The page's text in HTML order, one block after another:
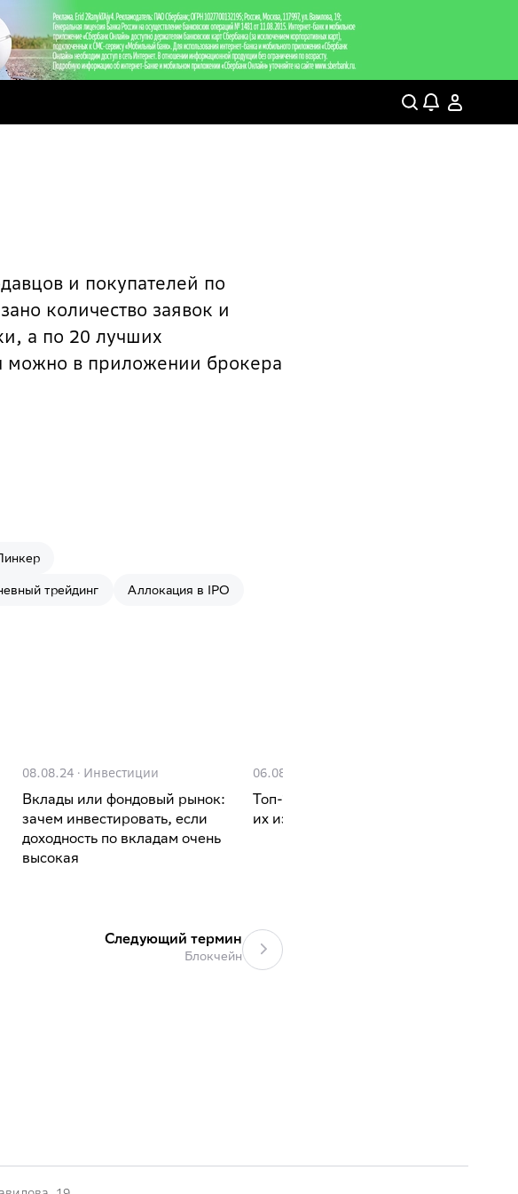
и покупателей по
количество заявок и
а по 20 лучших
можно в приложении брокера
трейдинг
Аллокация в IPO
08.08.24 · Инвестиции
Вклады или фондовый рынок:
зачем инвестировать, если
доходность по вкладам очень
высокая
06.08.24
Топ-10 ошибок инвесторов и как
их избежать
Следующий термин
Блокчейн